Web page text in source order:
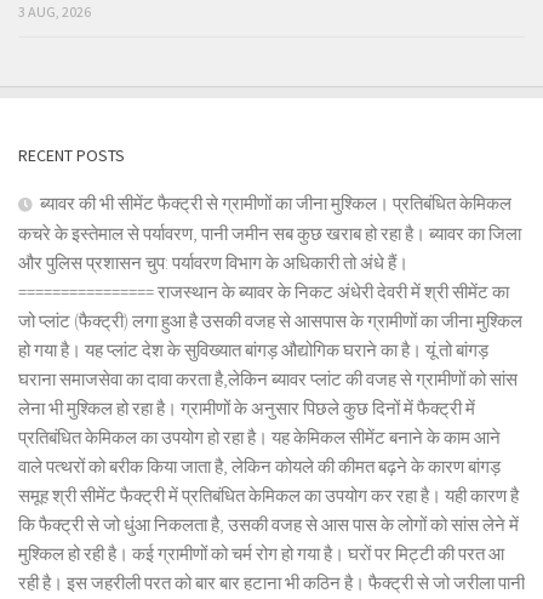
3 AUG, 2026
RECENT POSTS
ब्यावर की भी सीमेंट फैक्ट्री से ग्रामीणों का जीना मुश्किल। प्रतिबंधित केमिकल
कचरे के इस्तेमाल से पर्यावरण, पानी जमीन सब कुछ खराब हो रहा है। ब्यावर का जिला
और पुलिस प्रशासन चुप: पर्यावरण विभाग के अधिकारी तो अंधे हैं।
================ राजस्थान के ब्यावर के निकट अंधेरी देवरी में श्री सीमेंट का
जो प्लांट (फैक्ट्री) लगा हुआ है उसकी वजह से आसपास के ग्रामीणों का जीना मुश्किल
हो गया है। यह प्लांट देश के सुविख्यात बांगड़ औद्योगिक घराने का है। यूं तो बांगड़
घराना समाजसेवा का दावा करता है,लेकिन ब्यावर प्लांट की वजह से ग्रामीणों को सांस
लेना भी मुश्किल हो रहा है। ग्रामीणों के अनुसार पिछले कुछ दिनों में फैक्ट्री में
प्रतिबंधित केमिकल का उपयोग हो रहा है। यह केमिकल सीमेंट बनाने के काम आने
वाले पत्थरों को बरीक किया जाता है, लेकिन कोयले की कीमत बढ़ने के कारण बांगड़
समूह श्री सीमेंट फैक्ट्री में प्रतिबंधित केमिकल का उपयोग कर रहा है। यही कारण है
कि फैक्ट्री से जो धुंआ निकलता है, उसकी वजह से आस पास के लोगों को सांस लेने में
मुश्किल हो रही है। कई ग्रामीणों को चर्म रोग हो गया है। घरों पर मिट्टी की परत आ
रही है। इस जहरीली परत को बार बार हटाना भी कठिन है। फैक्ट्री से जो जरीला पानी